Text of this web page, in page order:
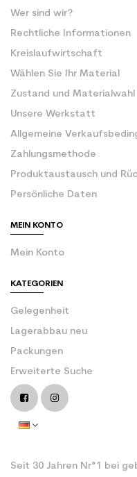
Wer sind wir?
Rechtliche Informationen
Kreislaufwirtschaft
Wählen Sie Ihr Material
Zustand und Materialwahl
Unsere Werkstatt
Allgemeine
Zahlungsmethode
Produktaustausch und
Persönliche Daten
MEIN KONTO
Mein Konto
KATEGORIEN
Gelegenheit
Lagerabbau neu
Packungen
Erweiterte Suche
Seit 30 Jahren Nr°1 bei